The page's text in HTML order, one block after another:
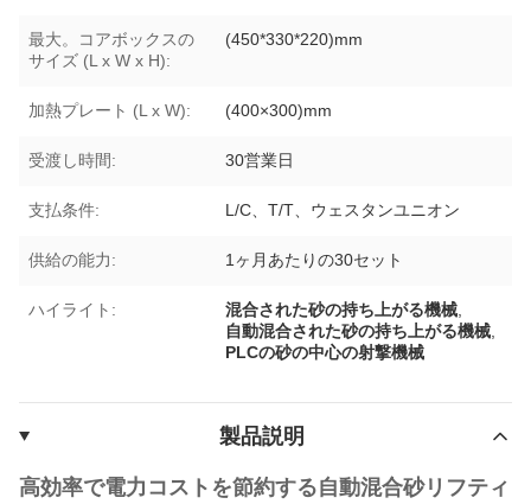
最大。コアボックスの
サイズ (L x W x H):
(450*330*220)mm
加熱プレート (L x W): (400×300)mm
受渡し時間: 30営業日
支払条件: L/C、T/T、ウェスタンユニオン
供給の能力: 1ヶ月あたりの30セット
ハイライト: 混合された砂の持ち上がる機械
自動混合された砂の持ち上がる機械
PLCの砂の中心の射撃機械
製品説明
高効率で電力コストを節約する自動混合砂リフティ